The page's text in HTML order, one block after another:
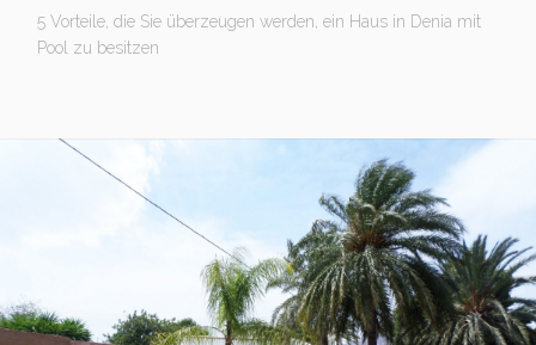
5 Vorteile, die Sie überzeugen werden, ein Haus in Denia mit
Pool zu besitzen